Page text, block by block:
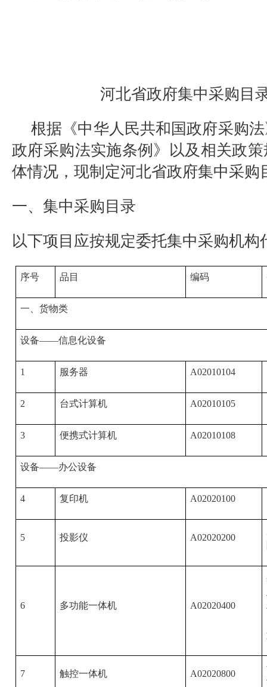
河北省政府集中采购目
根据《中华人民共和国政府采购
政府采购法实施条例》以及相关政
体情况，现制定河北省政府集中采购
一、集中采购目录
以下项目应按规定委托集中采购机构
序号 品目 编码
一、货物类
设备——信息化设备
1 服务器 A02010104
2 台式计算机 A02010105
3 便携式计算机 A02010108
设备——办公设备
4 复印机 A02020100
5 投影仪 A02020200
6 多功能一体机 A02020400
7 触控一体机 A02020800